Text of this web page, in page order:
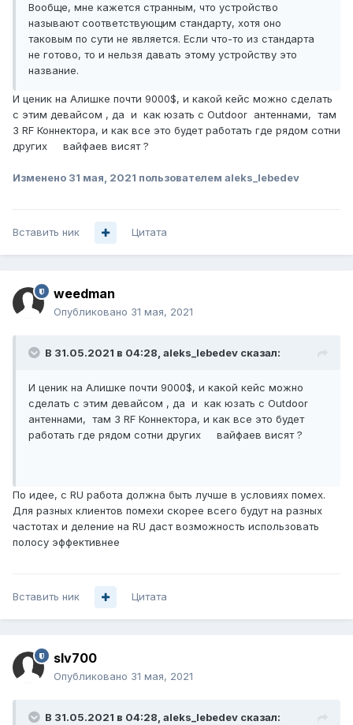
Вообще, мне кажется странным, что устройство
называют соответствующим стандарту, хотя оно
таковым по сути не является. Если что-то из стандарта
не готово, то и нельзя давать этому устройству это
название.
И ценик на Алишке почти 9000$, и какой кейс можно сделать
с этим девайсом , да и как юзать с Outdoor антеннами, там
3 RF Коннектора, и как все это будет работать где рядом сотни
других вайфаев висят ?
Изменено 31 мая, 2021 пользователем aleks_lebedev
Вставить ник Цитата
weedman
Опубликовано 31 мая, 2021
В 31.05.2021 в 04:28, aleks_lebedev сказал:
И ценик на Алишке почти 9000$, и какой кейс можно
сделать с этим девайсом , да и как юзать с Outdoor
антеннами, там 3 RF Коннектора, и как все это будет
работать где рядом сотни других вайфаев висят ?
По идее, с RU работа должна быть лучше в условиях помех.
Для разных клиентов помехи скорее всего будут на разных
частотах и деление на RU даст возможность использовать
полосу эффективнее
Вставить ник Цитата
slv700
Опубликовано 31 мая, 2021
В 31.05.2021 в 04:28, aleks_lebedev сказал: